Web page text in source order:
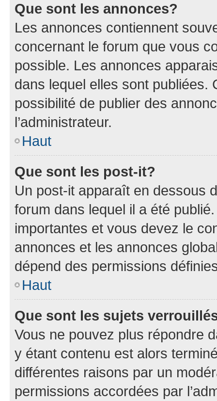
Que sont les annonces?
Les annonces contiennent
concernant le forum que vous
possible. Les annonces
dans lequel elles sont publiées.
possibilité de publier des
l’administrateur.
Haut
Que sont les post-it?
Un post-it apparaît en dessous
forum dans lequel il a été
importantes et vous devez le
annonces et les annonces
dépend des permissions
Haut
Que sont les sujets
Vous ne pouvez plus répondre
y étant contenu est alors
différentes raisons par un
permissions accordées par